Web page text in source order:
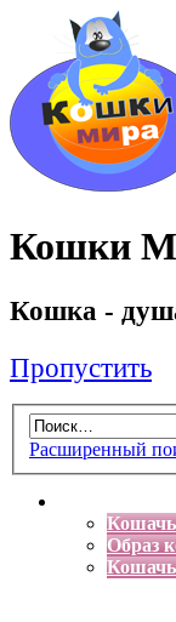
Кошки
Кошка -
Пропустить
Расширенный
Образ